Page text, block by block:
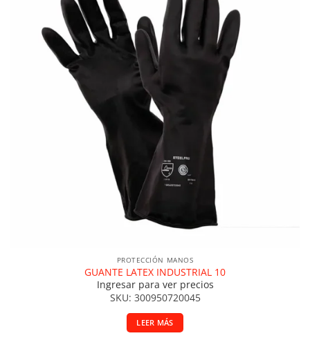
PROTECCIÓN MANOS
GUANTE LATEX INDUSTRIAL 10
Ingresar para ver precios
SKU: 300950720045
LEER MÁS